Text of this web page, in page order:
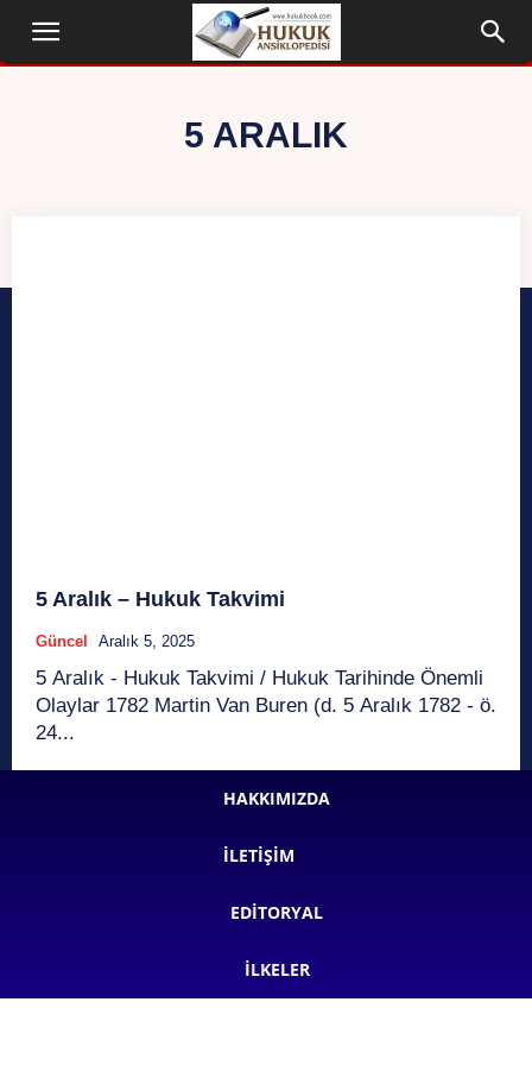
5 ARALIK
5 Aralık – Hukuk Takvimi
Güncel Aralık 5, 2025
5 Aralık - Hukuk Takvimi / Hukuk Tarihinde Önemli
Olaylar 1782 Martin Van Buren (d. 5 Aralık 1782 - ö.
24...
HAKKIMIZDA
İLETIŞIM
EDITORYAL
İLKELER